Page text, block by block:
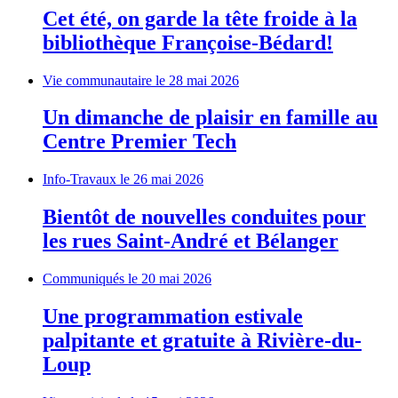
Cet été, on garde la tête froide à la
bibliothèque Françoise-Bédard!
Vie communautaire le 28 mai 2026
Un dimanche de plaisir en famille au
Centre Premier Tech
Info-Travaux le 26 mai 2026
Bientôt de nouvelles conduites pour
les rues Saint-André et Bélanger
Communiqués le 20 mai 2026
Une programmation estivale
palpitante et gratuite à Rivière-du-
Loup